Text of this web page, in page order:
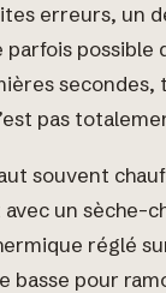
erreurs, un
possible
secondes,
pas
souvent
un sèche-
réglé
basse pour